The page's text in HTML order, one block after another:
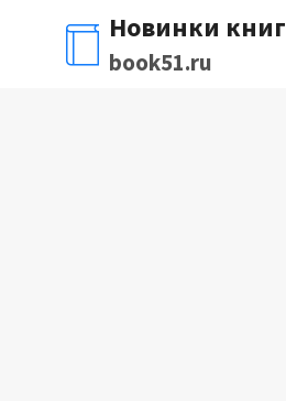
содержимому
Новинки книг
book51.ru